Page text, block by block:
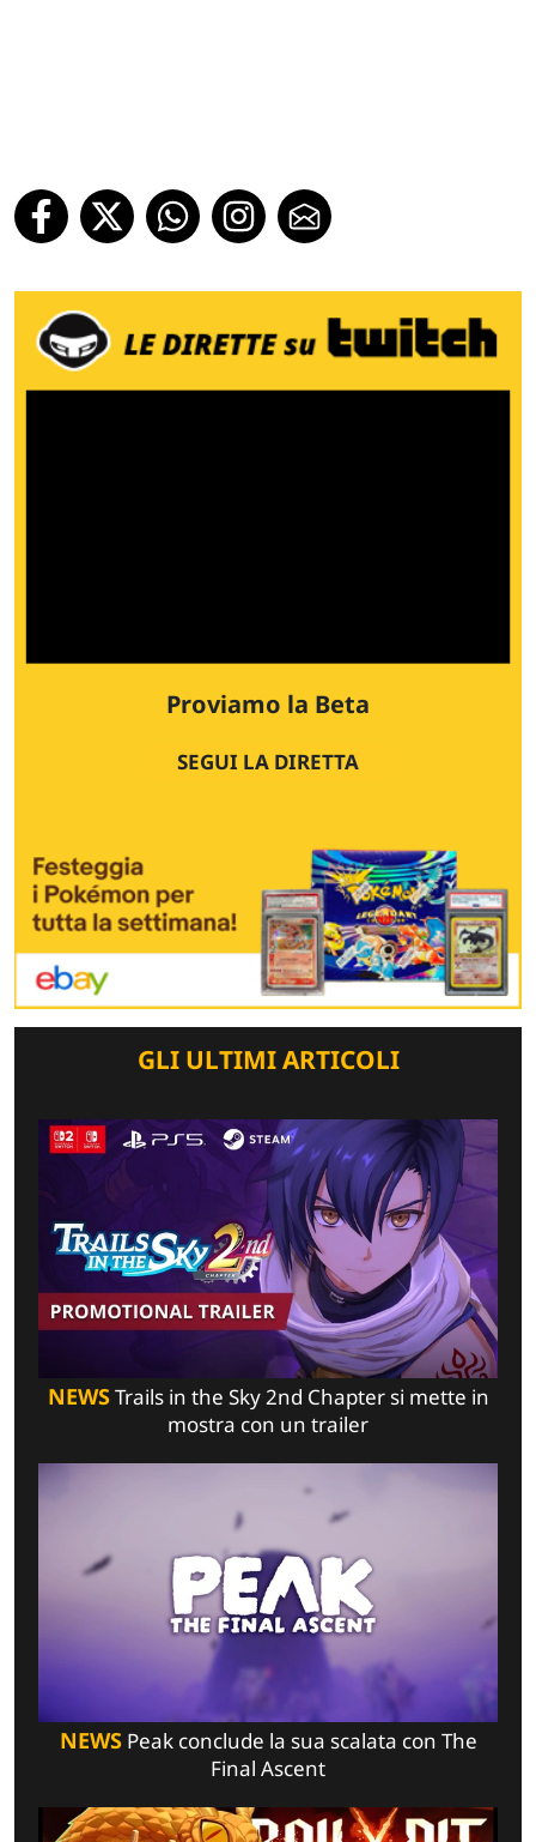
Proviamo la Beta
SEGUI LA DIRETTA
GLI ULTIMI ARTICOLI
NEWSTrails in the Sky 2nd Chapter si mette in
mostra con un trailer
NEWSPeak conclude la sua scalata con The
Final Ascent